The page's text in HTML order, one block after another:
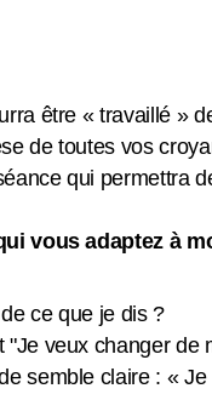
être « travaillé »
de toutes vos
qui permettra
vous adaptez à
ce que je dis ?
"Je veux changer de
semble claire : «